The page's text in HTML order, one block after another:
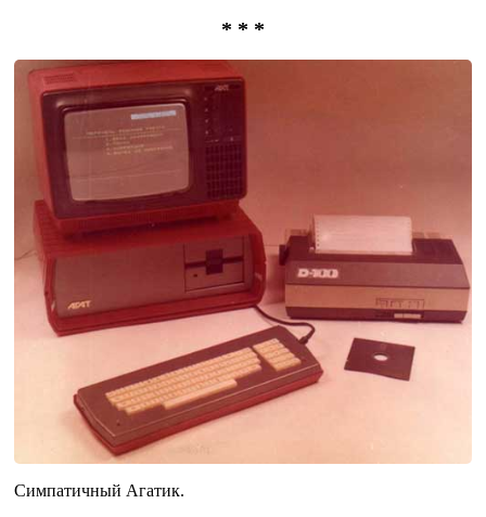
* * *
Симпатичный Агатик.